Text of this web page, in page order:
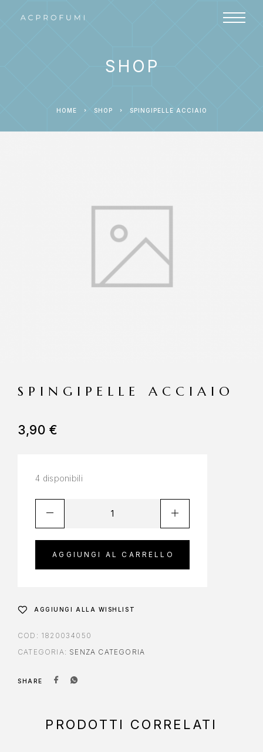
SHOP
HOME SHOP SPINGIPELLE ACCIAIO
SPINGIPELLE ACCIAIO
3,90€
4 disponibili
AGGIUNGI AL CARRELLO
AGGIUNGI ALLA WISHLIST
COD: 1820034050
CATEGORIA: SENZA CATEGORIA
SHARE
PRODOTTI CORRELATI